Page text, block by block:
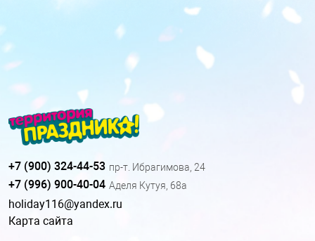
+7 (900) 324-44-53 пр-т. Ибрагимова, 24
+7 (996) 900-40-04 Аделя Кутуя, 68а
holiday116@yandex.ru
Карта сайта